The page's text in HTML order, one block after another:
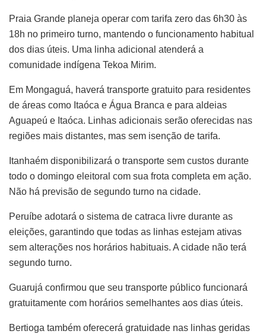
Praia Grande planeja operar com tarifa zero das 6h30 às
18h no primeiro turno, mantendo o funcionamento habitual
dos dias úteis. Uma linha adicional atenderá a
comunidade indígena Tekoa Mirim.
Em Mongaguá, haverá transporte gratuito para residentes
de áreas como Itaóca e Água Branca e para aldeias
Aguapeú e Itaóca. Linhas adicionais serão oferecidas nas
regiões mais distantes, mas sem isenção de tarifa.
Itanhaém disponibilizará o transporte sem custos durante
todo o domingo eleitoral com sua frota completa em ação.
Não há previsão de segundo turno na cidade.
Peruíbe adotará o sistema de catraca livre durante as
eleições, garantindo que todas as linhas estejam ativas
sem alterações nos horários habituais. A cidade não terá
segundo turno.
Guarujá confirmou que seu transporte público funcionará
gratuitamente com horários semelhantes aos dias úteis.
Bertioga também oferecerá gratuidade nas linhas geridas